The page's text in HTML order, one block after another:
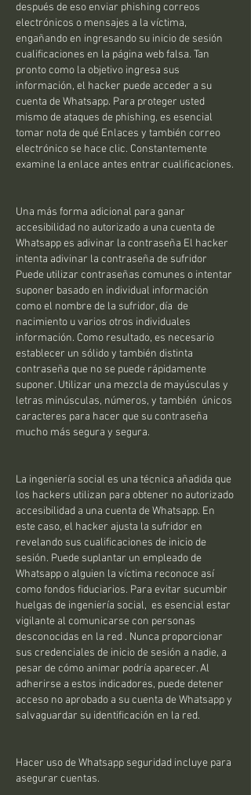
después de eso enviar phishing correos
electrónicos o mensajes a la víctima,
engañando en ingresando su inicio de sesión
cualificaciones en la página web falsa. Tan
pronto como la objetivo ingresa sus
información, el hacker puede acceder a su
cuenta de Whatsapp. Para proteger usted
mismo de ataques de phishing, es esencial
tomar nota de qué Enlaces y también correo
electrónico se hace clic. Constantemente
examine la enlace antes entrar cualificaciones.
Una más forma adicional para ganar
accesibilidad no autorizado a una cuenta de
Whatsapp es adivinar la contraseña El hacker
intenta adivinar la contraseña de sufridor
Puede utilizar contraseñas comunes o intentar
suponer basado en individual información
como el nombre de la sufridor, día  de
nacimiento u varios otros individuales
información. Como resultado, es necesario
establecer un sólido y también distinta
contraseña que no se puede rápidamente
suponer. Utilizar una mezcla de mayúsculas y
letras minúsculas, números, y también  únicos
caracteres para hacer que su contraseña
mucho más segura y segura.
La ingeniería social es una técnica añadida que
los hackers utilizan para obtener no autorizado
accesibilidad a una cuenta de Whatsapp. En
este caso, el hacker ajusta la sufridor en
revelando sus cualificaciones de inicio de
sesión. Puede suplantar un empleado de
Whatsapp o alguien la víctima reconoce así
como fondos fiduciarios. Para evitar sucumbir
huelgas de ingeniería social,  es esencial estar
vigilante al comunicarse con personas
desconocidas en la red . Nunca proporcionar
sus credenciales de inicio de sesión a nadie, a
pesar de cómo animar podría aparecer. Al
adherirse a estos indicadores, puede detener
acceso no aprobado a su cuenta de Whatsapp y
salvaguardar su identificación en la red.
Hacer uso de Whatsapp seguridad incluye para
asegurar cuentas.